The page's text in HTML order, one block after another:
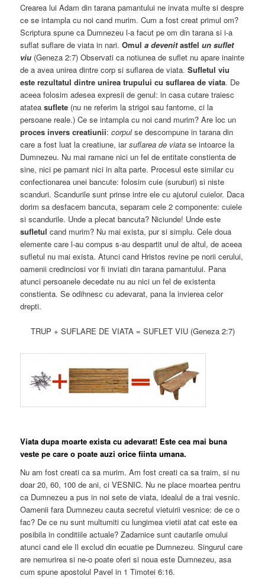
Crearea lui Adam din tarana pamantului ne invata multe si despre
ce se intampla cu noi cand murim. Cum a fost creat primul om?
Scriptura spune ca Dumnezeu l-a facut pe om din tarana si i-a
suflat suflare de viata in nari.Omula devenitastfelun suflet
viu (Geneza 2:7) Observati ca notiunea de suflet nu apare inainte
de a avea unirea dintre corp si suflarea de viata.Sufletul viu
este rezultatul dintre unirea trupului cu suflarea de viata. De
aceea folosim adesea expresii de genul: in casa cutare traiesc
atateasuflete (nu ne referim la strigoi sau fantome, ci la
persoane reale.) Ce se intampla cu noi cand murim? Are loc un
proces invers creatiunii:corpulse descompune in tarana din
care a fost luat la creatiune, iarsuflarea de viata se intoarce la
Dumnezeu. Nu mai ramane nici un fel de entitate constienta de
sine, nici pe pamant nici in alta parte. Procesul este similar cu
confectionarea unei bancute: folosim cuie (suruburi) si niste
scanduri. Scandurile sunt prinse intre ele cu ajutorul cuielor. Daca
dorim sa desfacem bancuta, separam cele 2 componente: cuiele
si scandurile. Unde a plecat bancuta? Niciunde! Unde este
sufletul cand murim? Nu mai exista, pur si simplu. Cele doua
elemente care l-au compus s-au despartit unul de altul, de aceea
sufletul nu mai exista. Atunci cand Hristos revine pe norii cerului,
oamenii credinciosi vor fi inviati din tarana pamantului. Pana
atunci persoanele decedate nu au nici un fel de existenta
constienta. Se odihnesc cu adevarat, pana la invierea celor
drepti.
TRUP + SUFLARE DE VIATA = SUFLET VIU (Geneza 2:7)
Viata dupa moarte exista cu adevarat! Este cea mai buna
veste pe care o poate auzi orice fiinta umana.
Nu am fost creati ca sa murim. Am fost creati ca sa traim, si nu
doar 20, 60, 100 de ani, ci VESNIC. Nu ne place moartea pentru
ca Dumnezeu a pus in noi sete de viata, idealul de a trai vesnic.
Oamenii fara Dumnezeu cauta secretul vietuirii vesnice: de ce o
fac? De ce nu sunt multumiti cu lungimea vietii atat cat este ea
posibila in conditiile actuale? Zadarnice sunt cautarile omului
atunci cand ele Il exclud din ecuatie pe Dumnezeu. Singurul care
are nemurirea si ne-o poate oferi si noua este Dumnezeu, asa
cum spune apostolul Pavel in 1 Timotei 6:16.